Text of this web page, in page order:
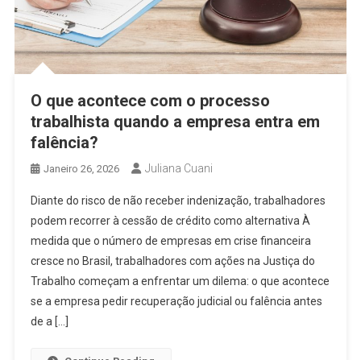
O que acontece com o processo
trabalhista quando a empresa entra em
falência?
Janeiro 26, 2026 Juliana Cuani
Diante do risco de não receber indenização, trabalhadores
podem recorrer à cessão de crédito como alternativa À
medida que o número de empresas em crise financeira
cresce no Brasil, trabalhadores com ações na Justiça do
Trabalho começam a enfrentar um dilema: o que acontece
se a empresa pedir recuperação judicial ou falência antes
de a […]